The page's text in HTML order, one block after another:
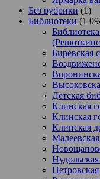
Без рубрики (1)
Библиотеки (1
Биревская
Детская
Клинская
Клинская
Клинская